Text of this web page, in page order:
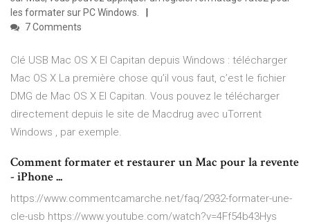
les formater sur PC Windows.
7 Comments
Clé USB Mac OS X El Capitan depuis Windows : télécharger
Mac OS X La première chose qu’il vous faut, c’est le fichier
DMG de Mac OS X El Capitan. Vous pouvez le télécharger
directement depuis le site de Macdrug avec uTorrent
Windows , par exemple.
Comment formater et restaurer un Mac pour la revente
- iPhone ...
https://www.commentcamarche.net/faq/2932-formater-une-
cle-usb https://www.youtube.com/watch?v=4Ff54b43Hys